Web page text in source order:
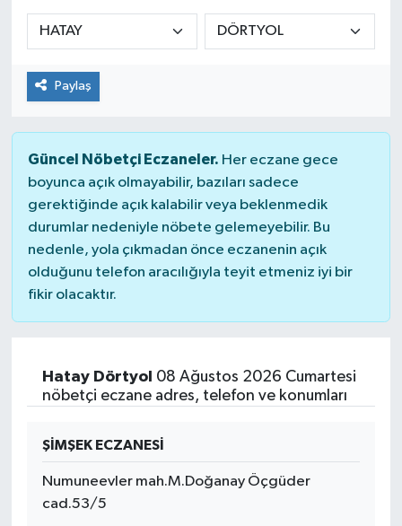
Paylaş
Güncel Nöbetçi Eczaneler. Her eczane gece
boyunca açık olmayabilir, bazıları sadece
gerektiğinde açık kalabilir veya beklenmedik
durumlar nedeniyle nöbete gelemeyebilir. Bu
nedenle, yola çıkmadan önce eczanenin açık
olduğunu telefon aracılığıyla teyit etmeniz iyi bir
fikir olacaktır.
Hatay Dörtyol 08 Ağustos 2026 Cumartesi
nöbetçi eczane adres, telefon ve konumları
ŞİMŞEK ECZANESİ
Numuneevler mah.M.Doğanay Öçgüder
cad.53/5
Siyaset
Spor